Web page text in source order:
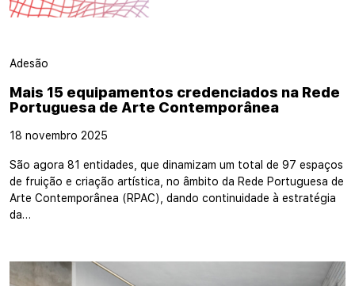
Adesão
Mais 15 equipamentos credenciados na Rede
Portuguesa de Arte Contemporânea
18 novembro 2025
São agora 81 entidades, que dinamizam um total de 97 espaços
de fruição e criação artística, no âmbito da Rede Portuguesa de
Arte Contemporânea (RPAC), dando continuidade à estratégia
da…